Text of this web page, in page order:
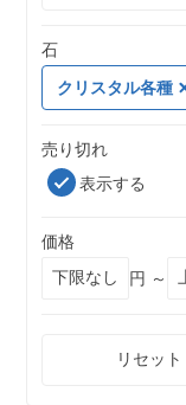
石
クリスタル各種
売り切れ
表示する
価格
円 ～
リセット